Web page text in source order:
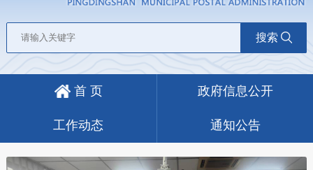
搜索
首 页 政府信息公开
工作动态 通知公告